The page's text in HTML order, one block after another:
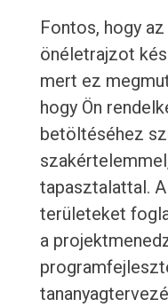
Fontos, hogy
önéletrajzot
mert ez
hogy Ön
betöltéséhez
tapasztalattal.
területeket
a